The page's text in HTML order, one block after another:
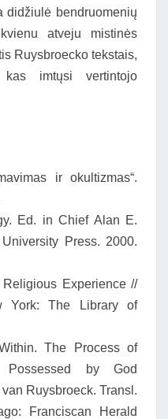
didžiulė bendruomenių
atveju mistinės
Ruysbroecko tekstais,
imtųsi vertintojo
ir okultizmas“.
Ed. in Chief Alan E.
Press. 2000.
Experience //
York: The Library of
The Process of
by God
Ruysbroeck. Transl.
Franciscan Herald